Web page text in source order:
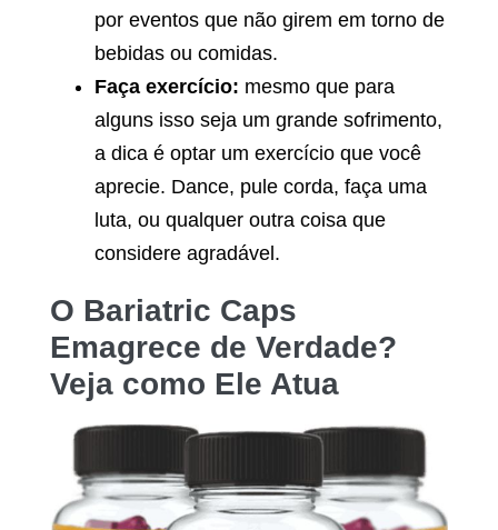
por eventos que não girem em torno de
bebidas ou comidas.
Faça exercício: mesmo que para
alguns isso seja um grande sofrimento,
a dica é optar um exercício que você
aprecie. Dance, pule corda, faça uma
luta, ou qualquer outra coisa que
considere agradável.
O Bariatric Caps
Emagrece de Verdade?
Veja como Ele Atua